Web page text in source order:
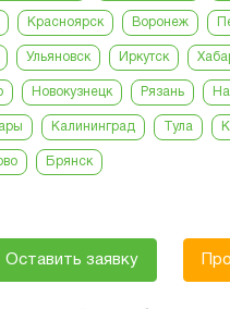
Красноярск Воронеж
Ульяновск Иркутск
Новокузнецк Рязань
Калининград Тула
Брянск
Оставить заявку